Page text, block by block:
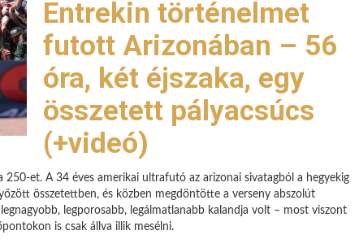
Entrekin történelmet
futott Arizonában – 56
óra, két éjszaka, egy
összetett pályacsúcs
(+videó)
et. A 34 éves amerikai ultrafutó az arizonai sivatagból a hegyekig
összetettben, és közben megdöntötte a verseny abszolút
legporosabb, legálmatlanabb kalandja volt – most viszont
is csak állva illik mesélni.